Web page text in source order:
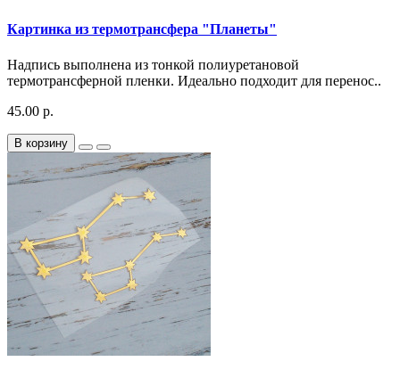
Картинка из термотрансфера "Планеты"
Надпись выполнена из тонкой полиуретановой
термотрансферной пленки. Идеально подходит для перенос..
45.00 р.
В корзину